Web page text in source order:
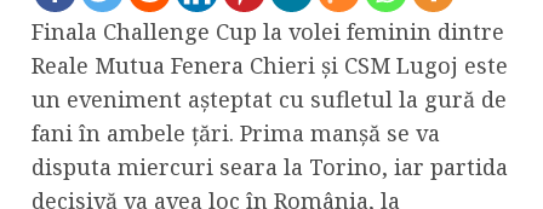
Finala Challenge Cup la volei feminin dintre
Reale Mutua Fenera Chieri şi CSM Lugoj este
un eveniment aşteptat cu sufletul la gură de
fani în ambele ţări. Prima manşă se va
disputa miercuri seara la Torino, iar partida
decisivă va avea loc în România, la